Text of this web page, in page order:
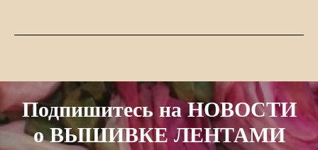
Подпишитесь на НОВОСТИ
о ВЫШИВКЕ ЛЕНТАМИ